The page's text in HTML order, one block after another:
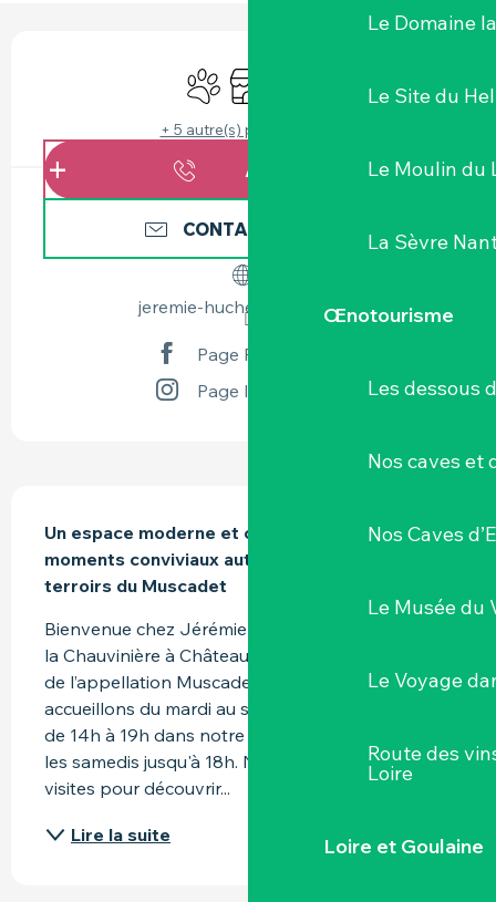
Le Domaine
Le Site du
Le Moulin du
La Sèvre
Œnotourisme
Les dessous
Nos caves et
Nos Caves
Le Musée du
Le Voyage
Route des
Loire
Loire et Goulaine
Animaux acceptés
Boutique
+ 5 autre(s) prestation(s)
APPELER
CONTACTEZ-NOUS
jeremie-huchet-vigneron.fr
Page Facebook
Page Instagram
Un espace moderne et chaleureux pour des
moments conviviaux autour des plus jolis
terroirs du Muscadet
Bienvenue chez Jérémie Huchet au Domaine de
la Chauvinière à Château-Thébaud, en plein cœur
de l’appellation Muscadet ! Nous vous
accueillons du mardi au samedi de 10h à 12h30 et
de 14h à 19h dans notre espace de dégustation -
les samedis jusqu'à 18h. Nous proposons des
visites pour découvrir...
Lire la suite